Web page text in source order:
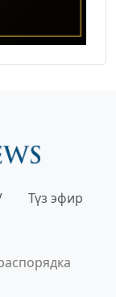
Түз эфир